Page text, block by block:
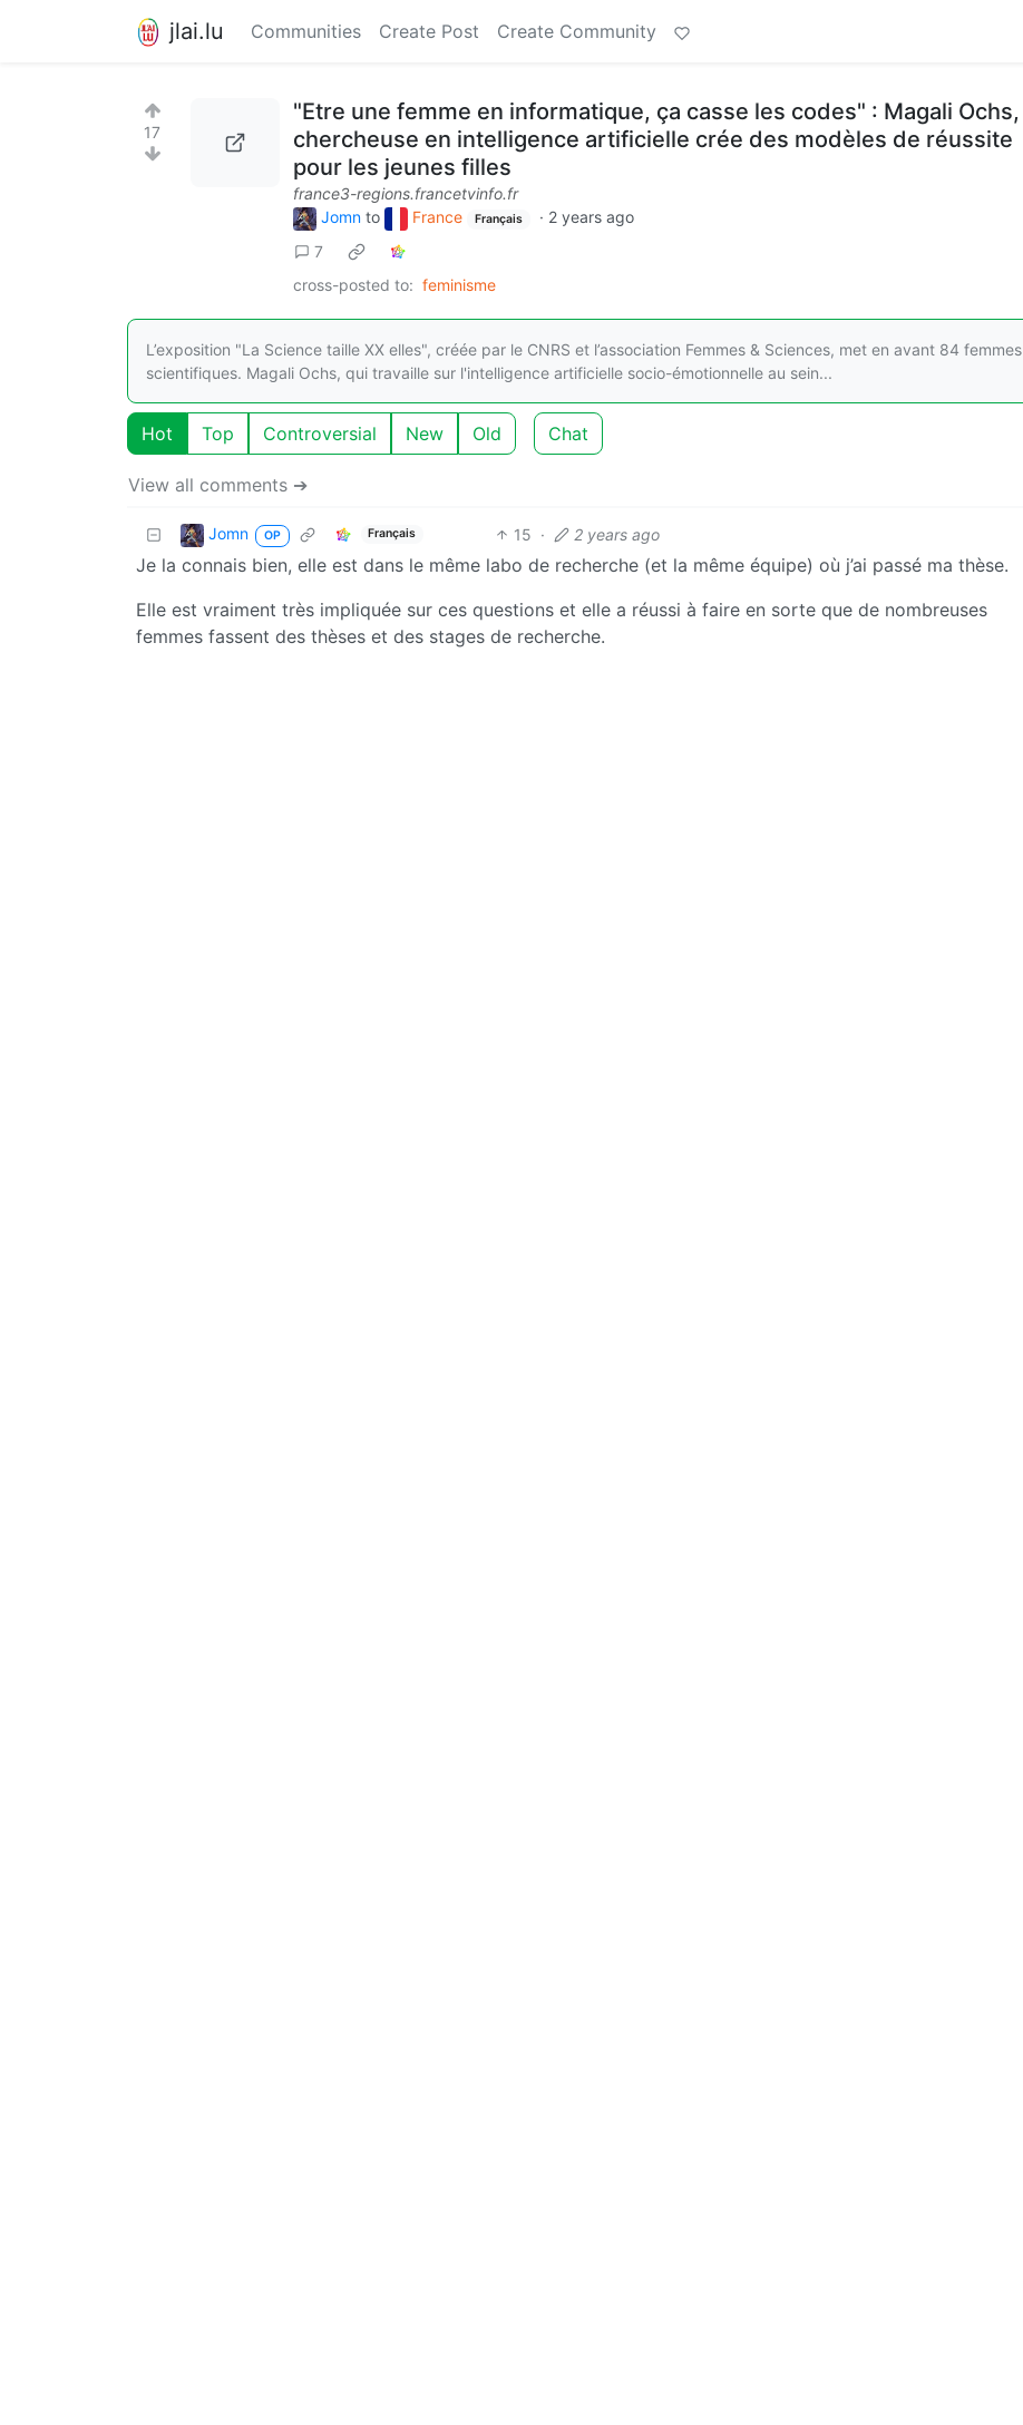
jlai.lu Communities Create Post Create Community
17
"Etre une femme en informatique, ça casse les codes" : Magali Ochs,
chercheuse en intelligence artificielle crée des modèles de réussite
pour les jeunes filles
france3-regions.francetvinfo.fr
Jomn to France Français · 2 years ago
7
cross-posted to: feminisme
L’exposition "La Science taille XX elles", créée par le CNRS et l’association Femmes & Sciences, met en avant 84 femmes
scientifiques. Magali Ochs, qui travaille sur l'intelligence artificielle socio-émotionnelle au sein...
Hot Top Controversial New Old Chat
View all comments ➔
Jomn OP Français 15 · 2 years ago
Je la connais bien, elle est dans le même labo de recherche (et la même équipe) où j’ai passé ma thèse.
Elle est vraiment très impliquée sur ces questions et elle a réussi à faire en sorte que de nombreuses
femmes fassent des thèses et des stages de recherche.